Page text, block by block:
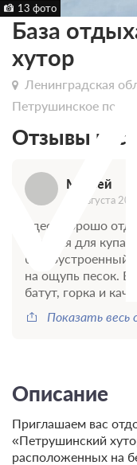
13 фото
База
хутор
Ленинградская
Петрушинское поле
Отзывы
Матвей
26 августа 2021
Здесь хорошо
условия для
благоустроенный
на ощупь песок.
батут, горка и
Показать весь
Описание
Приглашаем вас
«Петрушинский
расположенных на